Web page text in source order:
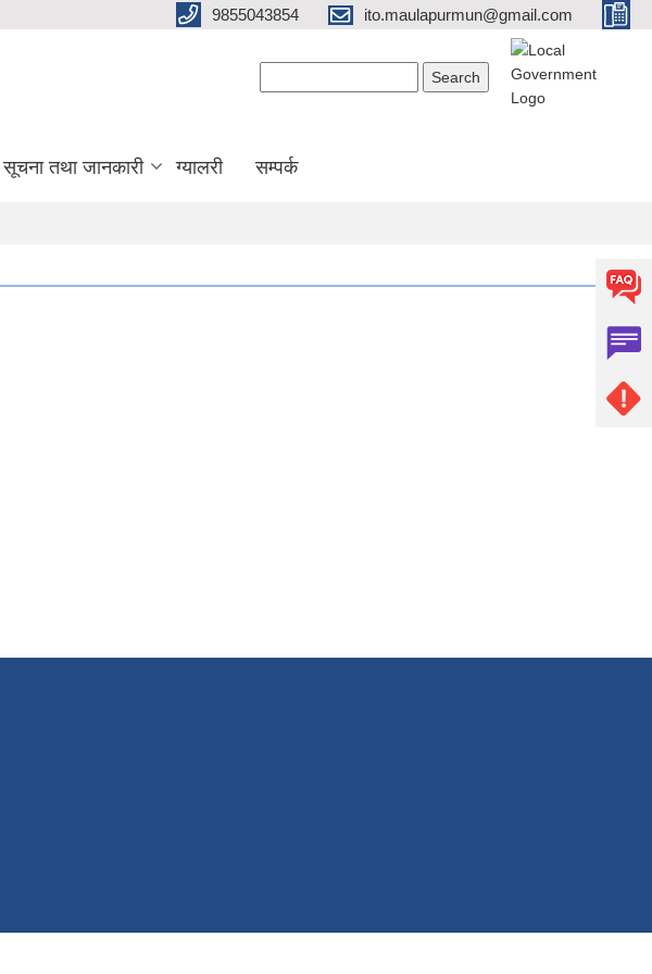
9855043854 ito.maulapurmun@gmail.com
सूचना तथा जानकारी ग्यालरी सम्पर्क